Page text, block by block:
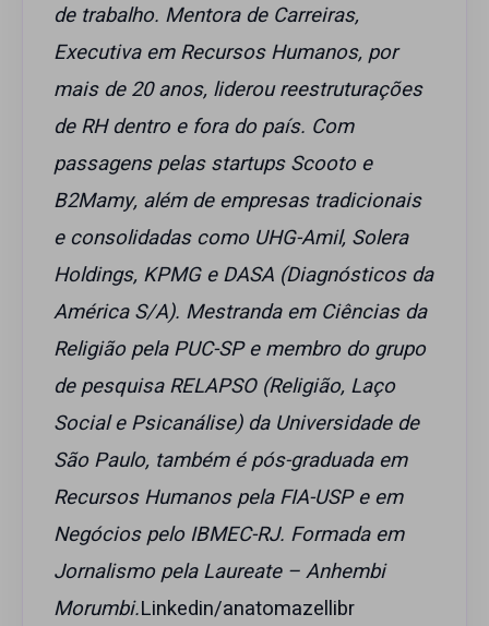
de trabalho. Mentora de Carreiras,
Executiva em Recursos Humanos, por
mais de 20 anos, liderou reestruturações
de RH dentro e fora do país. Com
passagens pelas startups Scooto e
B2Mamy, além de empresas tradicionais
e consolidadas como UHG-Amil, Solera
Holdings, KPMG e DASA (Diagnósticos da
América S/A). Mestranda em Ciências da
Religião pela PUC-SP e membro do grupo
de pesquisa RELAPSO (Religião, Laço
Social e Psicanálise) da Universidade de
São Paulo, também é pós-graduada em
Recursos Humanos pela FIA-USP e em
Negócios pelo IBMEC-RJ. Formada em
Jornalismo pela Laureate – Anhembi
Morumbi.Linkedin/anatomazellibr